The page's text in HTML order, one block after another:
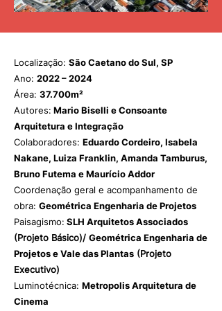
Localização: São Caetano do Sul, SP
Ano: 2022 – 2024
Área: 37.700m²
Autores: Mario Biselli e Consoante
Arquitetura e Integração
Colaboradores: Eduardo Cordeiro, Isabela
Nakane, Luiza Franklin, Amanda Tamburus,
Bruno Futema e Maurício Addor
Coordenação geral e acompanhamento de
obra: Geométrica Engenharia de Projetos
Paisagismo: SLH Arquitetos Associados
(Projeto Básico)/ Geométrica Engenharia de
Projetos e Vale das Plantas (Projeto
Executivo)
Luminotécnica: Metropolis Arquitetura de
Cinema